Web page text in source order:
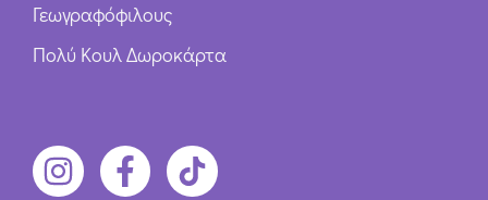
Γεωγραφόφιλους
Πολύ Κουλ Δωροκάρτα